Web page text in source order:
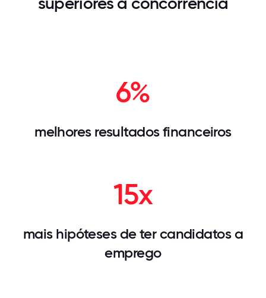
6%
melhores resultados financeiros
15x
mais hipóteses de ter candidatos a
emprego